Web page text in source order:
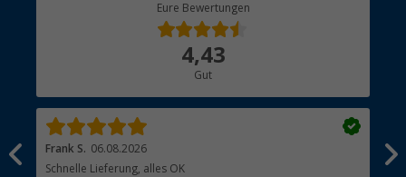
Eure Bewertungen
4,43
Gut
Frank S. 06.08.2026
Schnelle Lieferung, alles OK